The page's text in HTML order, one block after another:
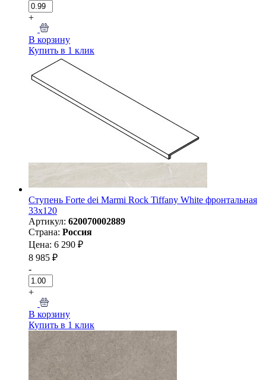
+
В корзину
Купить в 1 клик
Ступень Forte dei Marmi Rock Tiffany White фронтальная
33x120
Артикул: 620070002889
Страна: Россия
Цена: 6 290 ₽
8 985 ₽
-
+
В корзину
Купить в 1 клик